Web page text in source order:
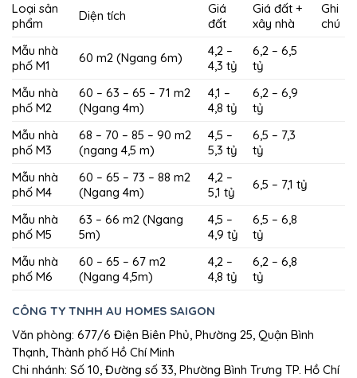
Loại sản
phẩm
Diện tích
Giá
đất
Giá đất +
xây nhà
Ghi
chú
Mẫu nhà
phố M1
60 m2 (Ngang 6m)
4,2 –
4,3 tỷ
6,2 – 6,5
tỷ
Mẫu nhà
phố M2
60 – 63 – 65 – 71 m2
(Ngang 4m)
4,1 –
4,8 tỷ
6,2 – 6,9
tỷ
Mẫu nhà
phố M3
68 – 70 – 85 – 90 m2
(ngang 4,5 m)
4,5 –
5,3 tỷ
6,5 – 7,3
tỷ
Mẫu nhà
phố M4
60 – 65 – 73 – 88 m2
(Ngang 4m)
4,2 –
5,1 tỷ
6,5 – 7,1 tỷ
Mẫu nhà
phố M5
63 – 66 m2 (Ngang
5m)
4,5 –
4,9 tỷ
6,5 – 6,8
tỷ
Mẫu nhà
phố M6
60 – 65 – 67 m2
(Ngang 4,5m)
4,2 –
4,8 tỷ
6,2 – 6,8
tỷ
CÔNG TY TNHH AU HOMES SAIGON
Văn phòng: 677/6 Điện Biên Phủ, Phường 25, Quận Bình
Thạnh, Thành phố Hồ Chí Minh
Chi nhánh: Số 10, Đường số 33, Phường Bình Trưng TP. Hồ Chí